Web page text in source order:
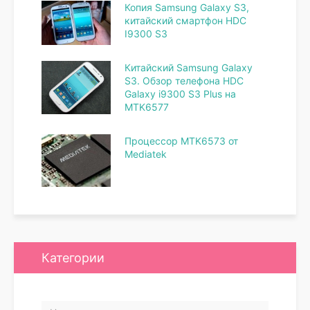
Копия Samsung Galaxy S3,
китайский смартфон HDC
I9300 S3
Китайский Samsung Galaxy
S3. Обзор телефона HDC
Galaxy i9300 S3 Plus на
MTK6577
Процессор MTK6573 от
Mediatek
Категории